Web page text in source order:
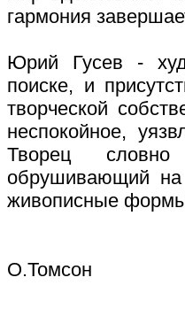
гармония
Юрий Гусев -
поиске, и
творческой
неспокойное,
Творец
обрушивающий на
живописные
О.Томсон